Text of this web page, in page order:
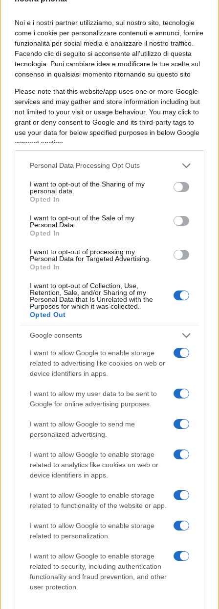
Noi e i nostri partner utilizziamo, sul nostro sito, tecnologie
come i cookie per personalizzare contenuti e annunci, fornire
funzionalità per social media e analizzare il nostro traffico.
Facendo clic di seguito si acconsente all'utilizzo di questa
tecnologia. Puoi cambiare idea e modificare le tue scelte sul
consenso in qualsiasi momento ritornando su questo sito
Please note that this website/app uses one or more Google
services and may gather and store information including but
not limited to your visit or usage behaviour. You may click to
grant or deny consent to Google and its third-party tags to
use your data for below specified purposes in below Google
consent section.
Personal Data Processing Opt Outs
I want to opt-out of the Sharing of my
personal data.
Opted In
I want to opt-out of the Sale of my
Personal Data.
Opted In
I want to opt-out of processing my
Personal Data for Targeted Advertising.
Opted In
I want to opt-out of Collection, Use,
Retention, Sale, and/or Sharing of my
Personal Data that Is Unrelated with the
Purposes for which it was collected.
Opted Out
Google consents
I want to allow Google to enable storage
related to advertising like cookies on web or
device identifiers in apps.
I want to allow my user data to be sent to
Google for online advertising purposes.
I want to allow Google to send me
personalized advertising.
I want to allow Google to enable storage
related to analytics like cookies on web or
device identifiers in apps.
I want to allow Google to enable storage
related to functionality of the website or app.
I want to allow Google to enable storage
related to personalization.
I want to allow Google to enable storage
related to security, including authentication
functionality and fraud prevention, and other
user protection.
vittime e verso la Storia”.
Amato sostiene la responsabilità dell’aeronautica
francese nell’episodio, con la complicità degli Stati
Uniti. L’obiettivo era chiaro:eliminare
fisicamente Gheddafi, che si trovava in volo su
presidente del Consiglio, il piano prevedeva di
simulare un’esercitazione della Nato, nel corso
della quale sarebbe dovuto partire un missile
contro il leader libico. L’esercitazione non era altro
che una messinscena tesa a spacciare l’attentato
come un incidente involontario.
La responsabilità francese
Il Rais fu avvertito in tempo del pericolo e non salì
Partito Socialista Italiano, segnalò a Gheddafi la
manovra in corso nei cieli italiani. E il missile
sganciato contro il Mig libico finì per colpire il Dc9
dell’Itavia, che si inabissò con dentro 81 civili
innocenti. L’ipotesi più accreditata è che quel
missile sia statolanciato da un caccia francese
partito da una portaerei al largo della costa
meridionale della Corsica o dalla base militare di
Solenzara, quella sera molto trafficata.
Amato chiede che a fare i conti con la storia sia il
capo dell’Eliseo,Emmanuel Macron
su questo non ha mai fatto luce. Mi chiedo perché
un giovane presidente come Macron, anche
non voglia togliere l’onta che pesa sulla Francia. E
può toglierla solo in due modi: o dimostrando che
verificata la sua fondatezza, porgendo le scuse più
profonde all’Italia e alle famiglie delle vittime in
nome del suo governo. Il protratto silenzio non mi
pare una soluzione”.
Lorenzo Cianti, 2 settembre 2023